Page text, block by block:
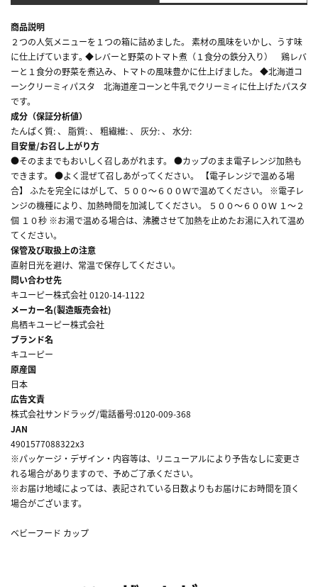
商品説明
２つの人気メニューを１つの箱に詰めました。 素材の風味をいかし、うす味
に仕上げています｡ ◆レバーと野菜のトマト煮（１食分の鉄分入り） 鶏レバ
ーと１食分の野菜を煮込み、トマトの風味豊かに仕上げました。 ◆北海道コ
ーンクリーミィパスタ 北海道産コーンと牛乳でクリーミィに仕上げたパスタ
です。
成分（保証分析値）
たんぱく質: 、 脂質: 、 粗繊維: 、 灰分: 、 水分:
目安量/お召し上がり方
●そのままでもおいしく召しあがれます。 ●カップのまま電子レンジ加熱も
できます。 ●よく混ぜて召しあがってください。 【電子レンジで温める場
合】 ふたを完全にはがして、５００～６００Ｗで温めてください。 ※電子レ
ンジの機種により、加熱時間を加減してください。 ５００～６００Ｗ １～２
個 １０秒 ※お湯で温める場合は、沸騰させて加熱を止めたお湯に入れて温め
てください。
保管及び取扱上の注意
直射日光を避け、常温で保存してください。
問い合わせ先
キユーピー株式会社 0120-14-1122
メーカー名(製造販売会社)
鳥栖キユーピー株式会社
ブランド名
キユーピー
原産国
日本
広告文責
株式会社サンドラッグ/電話番号:0120-009-368
JAN
4901577088322x3
※パッケージ・デザイン・内容等は、リニューアルにより予告なしに変更さ
れる場合がありますので、予めご了承ください。
※お届け地域によっては、表記されている日数よりもお届けにお時間を頂く
場合がございます。
ベビーフード カップ